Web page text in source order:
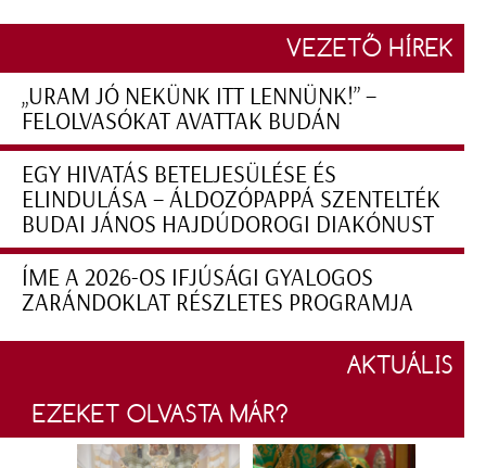
VEZETŐ HÍREK
„URAM JÓ NEKÜNK ITT LENNÜNK!” –
FELOLVASÓKAT AVATTAK BUDÁN
EGY HIVATÁS BETELJESÜLÉSE ÉS
ELINDULÁSA – ÁLDOZÓPAPPÁ SZENTELTÉK
BUDAI JÁNOS HAJDÚDOROGI DIAKÓNUST
ÍME A 2026-OS IFJÚSÁGI GYALOGOS
ZARÁNDOKLAT RÉSZLETES PROGRAMJA
AKTUÁLIS
EZEKET OLVASTA MÁR?